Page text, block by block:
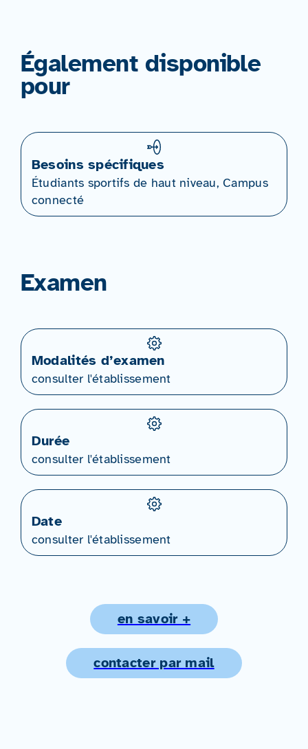
Également disponible
pour
Besoins spécifiques
Étudiants sportifs de haut niveau, Campus
connecté
Examen
Modalités d’examen
consulter l'établissement
Durée
consulter l'établissement
Date
consulter l'établissement
en savoir +
contacter par mail